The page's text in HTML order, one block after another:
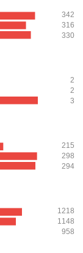
342
316
330
2
2
3
215
298
294
1218
1148
958